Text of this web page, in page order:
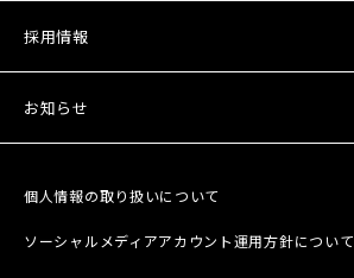
採用情報
お知らせ
個人情報の取り扱いについて
ソーシャルメディアアカウント運用方針について